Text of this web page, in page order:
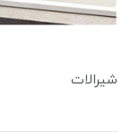
شیرالات